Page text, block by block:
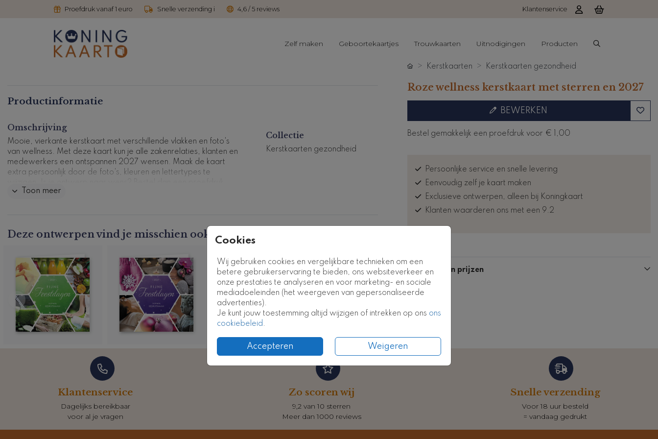
Proefdruk vanaf 1 euro Snelle verzending i 4,6 / 5 reviews Klantenservice
Zelf maken Geboortekaartjes Trouwkaarten Uitnodigingen Producten
Cookies
Wij gebruiken cookies en vergelijkbare technieken om een
betere gebruikerservaring te bieden, ons websiteverkeer en
onze prestaties te analyseren en voor marketing- en sociale
mediadoeleinden (het weergeven van gepersonaliseerde
advertenties).
Je kunt jouw toestemming altijd wijzigen of intrekken op ons ons
cookiebeleid.
Accepteren Weigeren
Productinformatie
Omschrijving
Mooie, vierkante kerstkaart met verschillende vlakken en foto's
van wellness. Met deze kaart kun je alle zakenrelaties, klanten en
medewerkers een ontspannen 2027 wensen. Maak de kaart
extra persoonlijk door de foto's, kleuren en lettertypes te
Toon meer
Collectie
Kerstkaarten gezondheid
Deze ontwerpen vind je misschien ook leuk
Kerstkaarten Kerstkaarten gezondheid
Roze wellness kerstkaart met sterren en 2027
BEWERKEN
Bestel gemakkelijk een proefdruk voor € 1,00
Persoonlijke service en snelle levering
Eenvoudig zelf je kaart maken
Exclusieve ontwerpen, alleen bij Koningkaart
Klanten waarderen ons met een 9.2
Formaten en prijzen
Klantenservice
Dagelijks bereikbaar
voor al je vragen
Zo scoren wij
9,2 van 10 sterren
Meer dan 1000 reviews
Snelle verzending
Voor 18 uur besteld
= vandaag gedrukt